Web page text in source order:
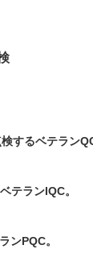
するベテラン
テランIQC。
ンPQC。